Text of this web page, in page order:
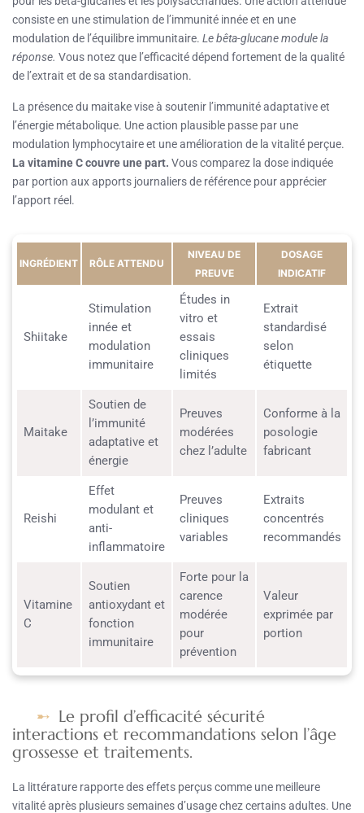
consiste en une stimulation de l’immunité innée et en une
modulation de l’équilibre immunitaire. Le bêta-glucane module la
réponse. Vous notez que l’efficacité dépend fortement de la qualité
de l’extrait et de sa standardisation.
La présence du maitake vise à soutenir l’immunité adaptative et
l’énergie métabolique. Une action plausible passe par une
modulation lymphocytaire et une amélioration de la vitalité perçue.
La vitamine C couvre une part. Vous comparez la dose indiquée
par portion aux apports journaliers de référence pour apprécier
l’apport réel.
INGRÉDIENT RÔLE ATTENDU
NIVEAU DE
PREUVE
DOSAGE
INDICATIF
Shiitake
Stimulation
innée et
modulation
immunitaire
Études in
vitro et
essais
cliniques
limités
Extrait
standardisé
selon
étiquette
Maitake
Soutien de
l’immunité
adaptative et
énergie
Preuves
modérées
chez l’adulte
Conforme à la
posologie
fabricant
Reishi
Effet
modulant et
anti-
inflammatoire
Preuves
cliniques
variables
Extraits
concentrés
recommandés
Vitamine
C
Soutien
antioxydant et
fonction
immunitaire
Forte pour la
carence
modérée
pour
prévention
Valeur
exprimée par
portion
Le profil d’efficacité sécurité
interactions et recommandations selon l’âge
grossesse et traitements.
La littérature rapporte des effets perçus comme une meilleure
vitalité après plusieurs semaines d’usage chez certains adultes. Une